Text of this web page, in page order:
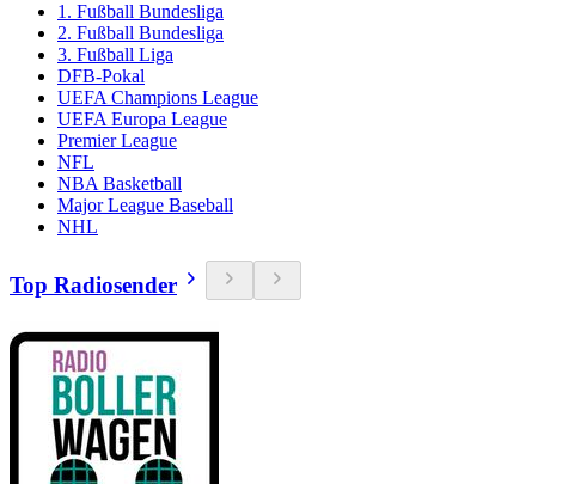
1. Fußball Bundesliga
2. Fußball Bundesliga
3. Fußball Liga
DFB-Pokal
UEFA Champions League
UEFA Europa League
Premier League
NFL
NBA Basketball
Major League Baseball
NHL
Top Radiosender